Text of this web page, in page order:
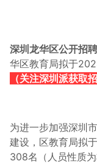
深圳 龙华区公开招
华区教育局拟于
（关注深圳派获取
为进一步加强深圳
建设，区教育局拟
308名（人员性质